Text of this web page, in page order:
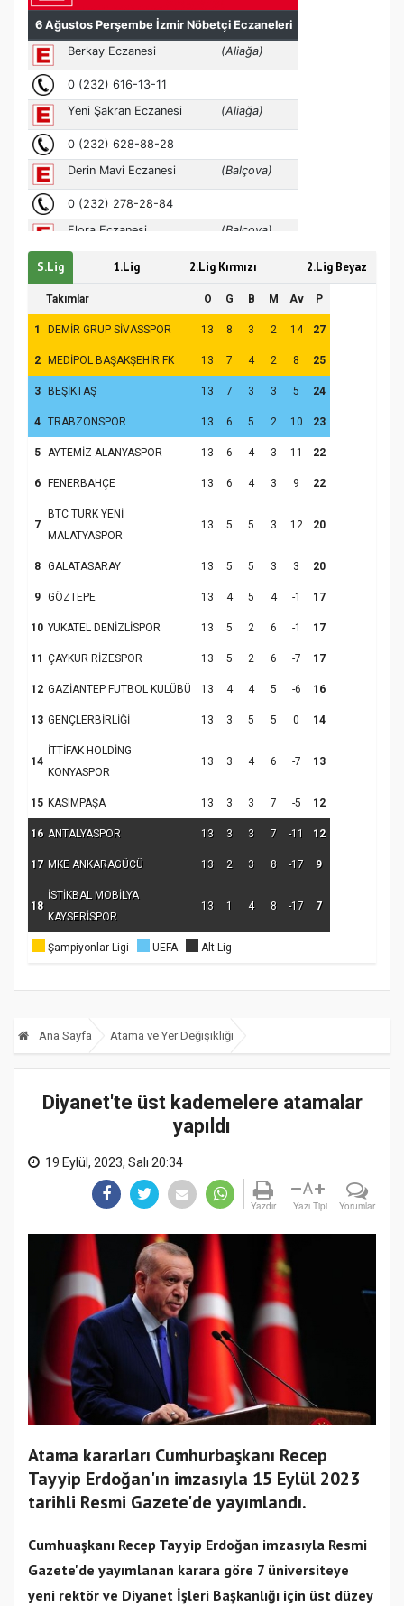
koparıyor mu?
S.Lig 1.Lig 2.Lig Kırmızı 2.Lig Beyaz
Takımlar O G B M Av P
1 DEMİR GRUP SİVASSPOR 13 8 3 2 14 27
2 MEDİPOL BAŞAKŞEHİR FK 13 7 4 2 8 25
3 BEŞİKTAŞ 13 7 3 3 5 24
4 TRABZONSPOR 13 6 5 2 10 23
5 AYTEMİZ ALANYASPOR 13 6 4 3 11 22
6 FENERBAHÇE 13 6 4 3 9 22
7
BTC TURK YENİ
MALATYASPOR
13 5 5 3 12 20
8 GALATASARAY 13 5 5 3 3 20
9 GÖZTEPE 13 4 5 4 -1 17
10 YUKATEL DENİZLİSPOR 13 5 2 6 -1 17
11 ÇAYKUR RİZESPOR 13 5 2 6 -7 17
12 GAZİANTEP FUTBOL KULÜBÜ 13 4 4 5 -6 16
13 GENÇLERBİRLİĞİ 13 3 5 5 0 14
14
İTTİFAK HOLDİNG
KONYASPOR
13 3 4 6 -7 13
15 KASIMPAŞA 13 3 3 7 -5 12
16 ANTALYASPOR 13 3 3 7 -11 12
17 MKE ANKARAGÜCÜ 13 2 3 8 -17 9
18
İSTİKBAL MOBİLYA
KAYSERİSPOR
13 1 4 8 -17 7
Şampiyonlar Ligi UEFA Alt Lig
Ana Sayfa Atama ve Yer Değişikliği
Diyanet'te üst kademelere atamalar
yapıldı
19 Eylül, 2023, Salı 20:34
Yazdır
A
Yazı Tipi Yorumlar
Atama kararları Cumhurbaşkanı Recep
Tayyip Erdoğan'ın imzasıyla 15 Eylül 2023
tarihli Resmi Gazete'de yayımlandı.
Cumhuaşkanı Recep Tayyip Erdoğan imzasıyla Resmi
Gazete'de yayımlanan karara göre 7 üniversiteye
yeni rektör ve Diyanet İşleri Başkanlığı için üst düzey